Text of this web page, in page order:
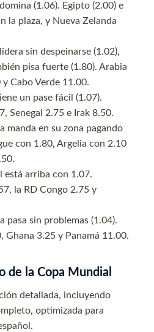
(1.06). Egipto (2.00) e
la plaza, y Nueva Zelanda
sin despeinarse (1.02),
pisa fuerte (1.80). Arabia
Cabo Verde 11.00.
un pase fácil (1.07).
Senegal 2.75 e Irak 8.50.
manda en su zona pagando
con 1.80, Argelia con 2.10
está arriba con 1.07.
la RD Congo 2.75 y
pasa sin problemas (1.04).
Ghana 3.25 y Panamá 11.00.
de la Copa Mundial
detallada, incluyendo
optimizada para